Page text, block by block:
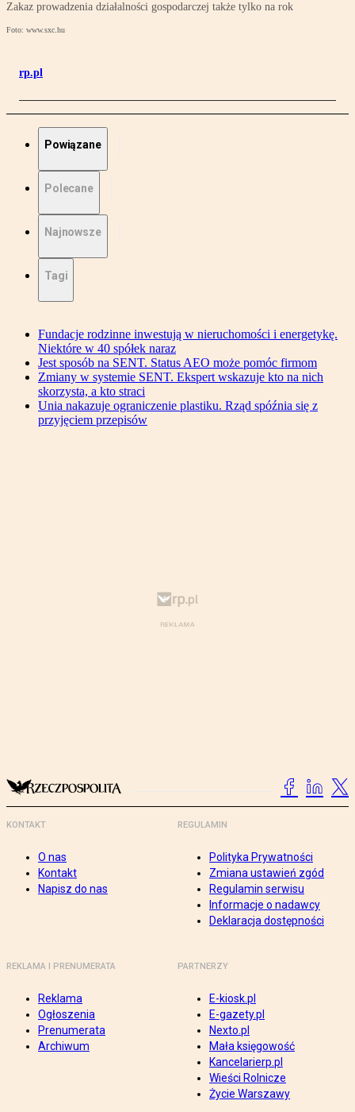
Zakaz prowadzenia działalności gospodarczej także tylko na rok
Foto: www.sxc.hu
rp.pl
Powiązane
Polecane
Najnowsze
Tagi
Fundacje rodzinne inwestują w nieruchomości i energetykę.
Niektóre w 40 spółek naraz
Jest sposób na SENT. Status AEO może pomóc firmom
Zmiany w systemie SENT. Ekspert wskazuje kto na nich
skorzysta, a kto straci
Unia nakazuje ograniczenie plastiku. Rząd spóźnia się z
przyjęciem przepisów
KONTAKT
O nas
Kontakt
Napisz do nas
REGULAMIN
Polityka Prywatności
Zmiana ustawień zgód
Regulamin serwisu
Informacje o nadawcy
Deklaracja dostępności
REKLAMA I PRENUMERATA
Reklama
Ogłoszenia
Prenumerata
Archiwum
PARTNERZY
E-kiosk.pl
E-gazety.pl
Nexto.pl
Mała księgowość
Kancelarierp.pl
Wieści Rolnicze
Życie Warszawy